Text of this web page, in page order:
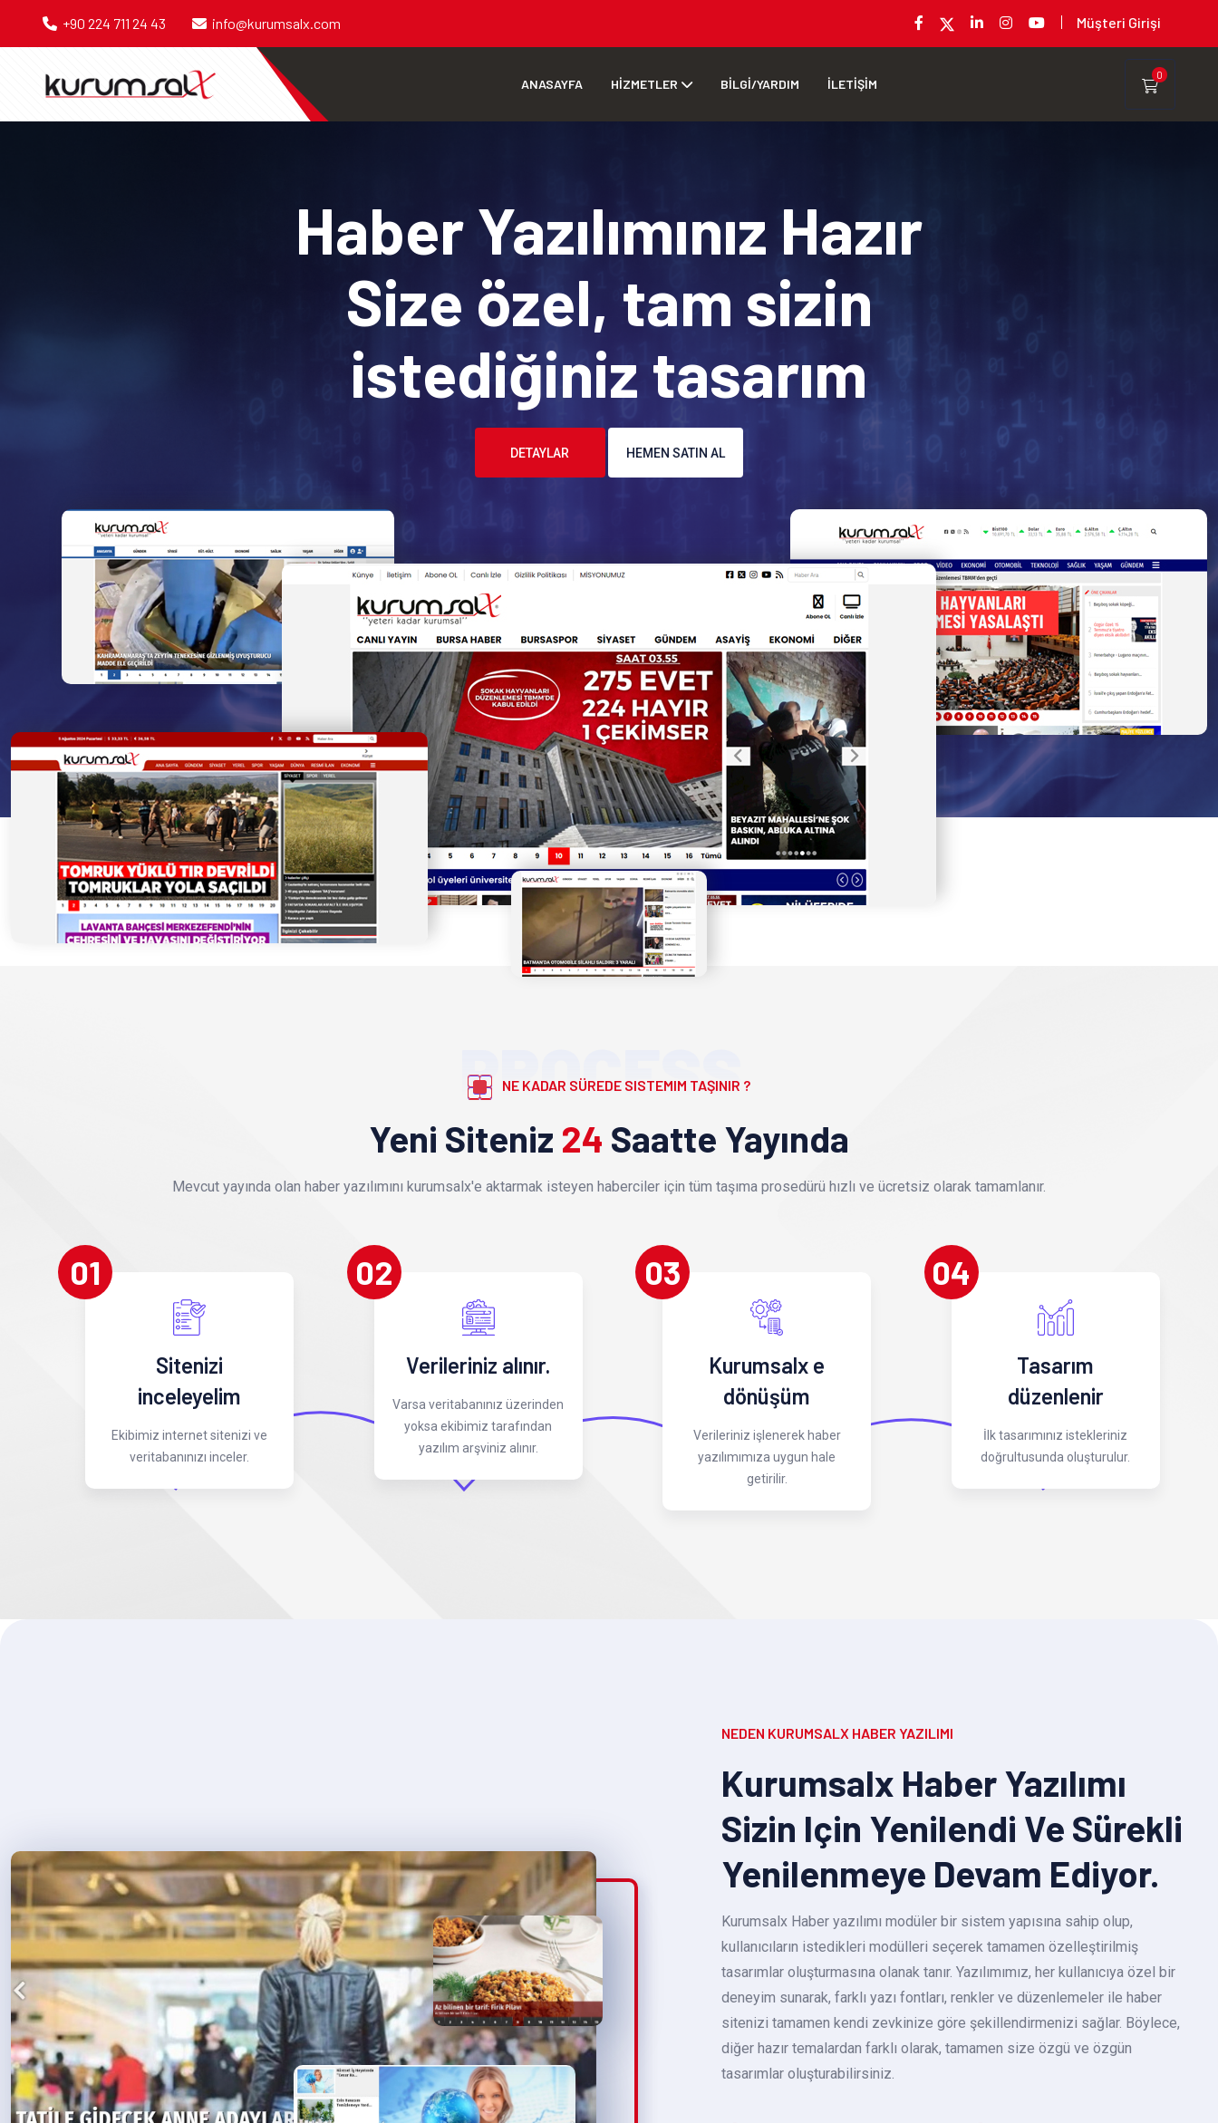
+90 224 711 24 43 info@kurumsalx.com Müşteri Girişi
ANASAYFA HİZMETLER BİLGİ/YARDIM İLETİŞİM
0
Haber Yazılımınız Hazır
Size özel, tam sizin
istediğiniz tasarım
DETAYLAR HEMEN SATIN AL
PROCESS
NE KADAR SÜREDE SISTEMIM TAŞINIR ?
Yeni Siteniz 24 Saatte Yayında
Mevcut yayında olan haber yazılımını kurumsalx'e aktarmak isteyen haberciler için tüm taşıma prosedürü hızlı ve ücretsiz olarak tamamlanır.
01
Sitenizi
inceleyelim
Ekibimiz internet sitenizi ve
veritabanınızı inceler.
02
Verileriniz alınır.
Varsa veritabanınız üzerinden
yoksa ekibimiz tarafından
yazılım arşviniz alınır.
03
Kurumsalx e
dönüşüm
Verileriniz işlenerek haber
yazılımımıza uygun hale
getirilir.
04
Tasarım
düzenlenir
İlk tasarımınız istekleriniz
doğrultusunda oluşturulur.
NEDEN KURUMSALX HABER YAZILIMI
Kurumsalx Haber Yazılımı
Sizin Için Yenilendi Ve Sürekli
Yenilenmeye Devam Ediyor.
Kurumsalx Haber yazılımı modüler bir sistem yapısına sahip olup,
kullanıcıların istedikleri modülleri seçerek tamamen özelleştirilmiş
tasarımlar oluşturmasına olanak tanır. Yazılımımız, her kullanıcıya özel bir
deneyim sunarak, farklı yazı fontları, renkler ve düzenlemeler ile haber
sitenizi tamamen kendi zevkinize göre şekillendirmenizi sağlar. Böylece,
diğer hazır temalardan farklı olarak, tamamen size özgü ve özgün
tasarımlar oluşturabilirsiniz.